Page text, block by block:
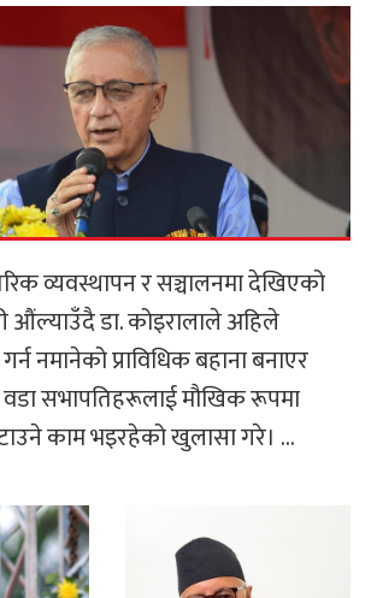
व्यवस्थापन र सञ्चालनमा देखिएको
औंल्याउँदै डा. कोइरालाले अहिले
नमानेको प्राविधिक बहाना बनाएर
सभापतिहरूलाई मौखिक रूपमा
काम भइरहेको खुलासा गरे। ...